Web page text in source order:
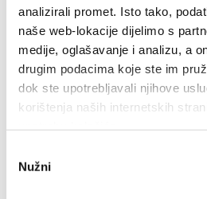
analizirali promet. Isto tako,
naše web-lokacije dijelimo s
medije, oglašavanje i analizu, a
drugim podacima koje ste im
dok ste upotrebljavali njihove
korištenja naših internetskih
pristanka
Nužni
Katarina
Cesta dr. F. Tuđmana 748,
+385915812137